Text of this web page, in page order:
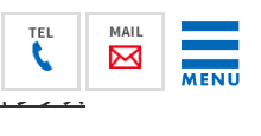
ングス